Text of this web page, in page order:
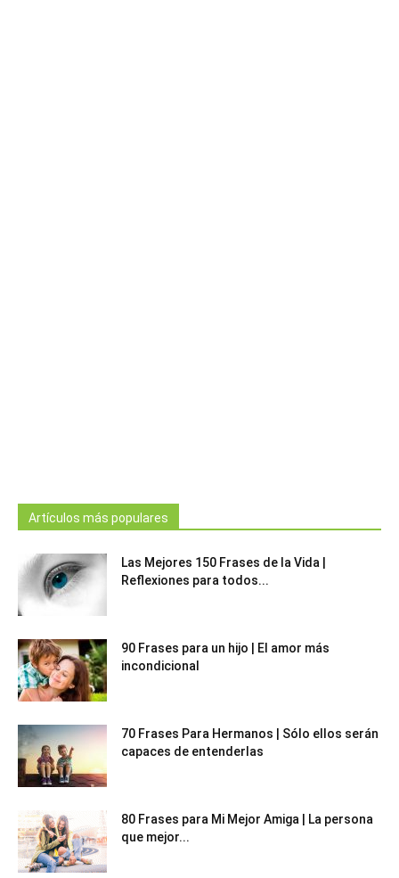
Artículos más populares
Las Mejores 150 Frases de la Vida |
Reflexiones para todos...
90 Frases para un hijo | El amor más
incondicional
70 Frases Para Hermanos | Sólo ellos serán
capaces de entenderlas
80 Frases para Mi Mejor Amiga | La persona
que mejor...